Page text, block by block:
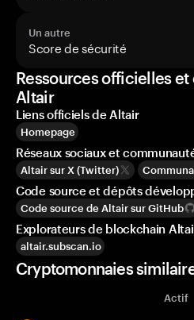
Un autre
Score de sécurité
Ressources officielles
Altair
Liens officiels de Altair
Homepage
Réseaux sociaux et
Altair sur X (Twitter)
Code source et dépôts
Code source de Altair sur GitHub
Explorateurs de blockchain
altair.subscan.io
Cryptomonnaies
Actif